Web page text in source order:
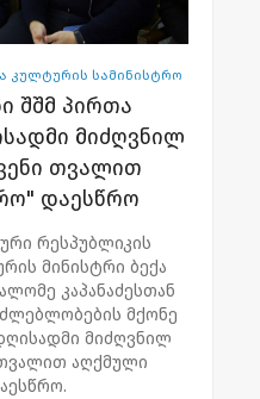
კულტურის სამინისტრო
შშმ პირთა
მიძღვნილ
თვალით
დაესწრო
რესპუბლიკის
მინისტრი ბექა
კაპანაძესთან
მქონე
მიძღვნილ
აღქმული